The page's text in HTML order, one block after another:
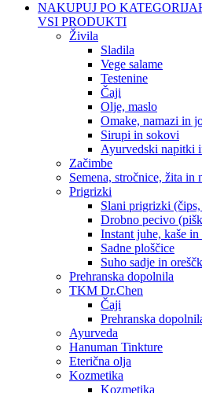
NAKUPUJ PO
VSI PRODUKTI
Živila
Sladila
Vege salame
Testenine
Čaji
Olje, maslo
Omake, namazi in
Sirupi in sokovi
Ayurvedski napitki
Začimbe
Semena, stročnice, žita in
Prigrizki
Slani prigrizki
Drobno pecivo
Instant juhe, kaše
Sadne ploščice
Suho sadje in
Prehranska dopolnila
TKM Dr.Chen
Čaji
Prehranska
Ayurveda
Hanuman Tinkture
Eterična olja
Kozmetika
Kozmetika